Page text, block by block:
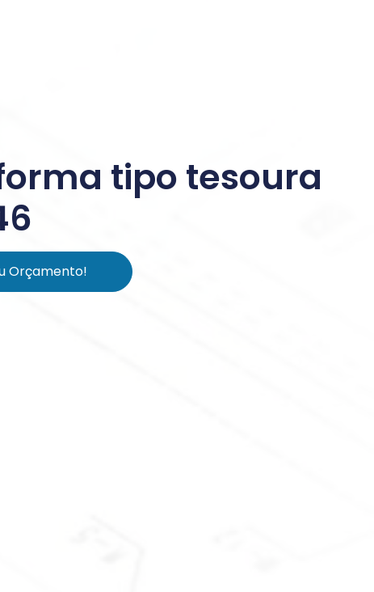
tipo tesoura
Orçamento!